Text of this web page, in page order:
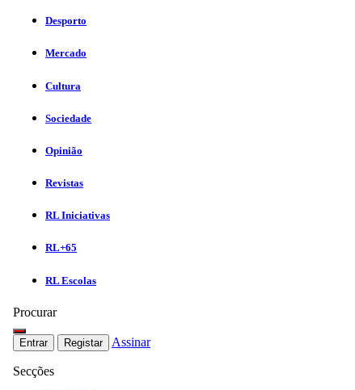
Desporto
Mercado
Cultura
Sociedade
Opinião
Revistas
RL Iniciativas
RL+65
RL Escolas
Procurar
Entrar Registar Assinar
Secções